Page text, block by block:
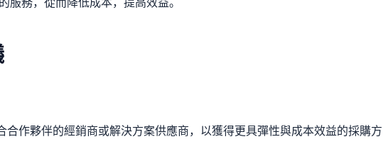
作夥伴的經銷商或解決方案供應商，以獲得更具彈性與成本效益的採購方